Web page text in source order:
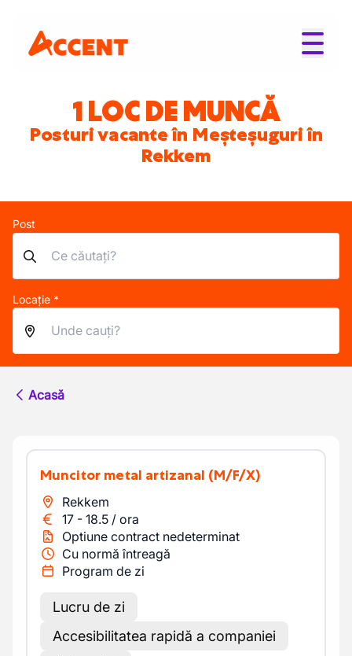
1 LOC DE MUNCĂ
Posturi vacante în Meșteșuguri în
Rekkem
Post
Locație *
Acasă
Muncitor metal artizanal (M/F/X)
Rekkem
17 - 18.5 / ora
Optiune contract nedeterminat
Cu normă întreagă
Program de zi
Lucru de zi
Accesibilitatea rapidă a companiei